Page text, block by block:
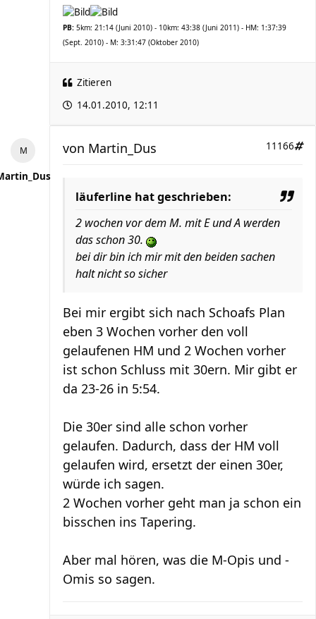
PB: 5km: 21:14 (Juni 2010) - 10km: 43:38 (Juni 2011) - HM: 1:37:39
(Sept. 2010) - M: 3:31:47 (Oktober 2010)
Zitieren
14.01.2010, 12:11
11166
von Martin_Dus
läuferline hat geschrieben:
2 wochen vor dem M. mit E und A werden
das schon 30.
bei dir bin ich mir mit den beiden sachen
halt nicht so sicher
Bei mir ergibt sich nach Schoafs Plan
eben 3 Wochen vorher den voll
gelaufenen HM und 2 Wochen vorher
ist schon Schluss mit 30ern. Mir gibt er
da 23-26 in 5:54.
Die 30er sind alle schon vorher
gelaufen. Dadurch, dass der HM voll
gelaufen wird, ersetzt der einen 30er,
würde ich sagen.
2 Wochen vorher geht man ja schon ein
bisschen ins Tapering.
Aber mal hören, was die M-Opis und -
Omis so sagen.